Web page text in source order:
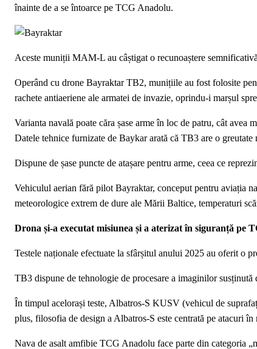
înainte de a se întoarce pe TCG Anadolu.
Aceste muniții MAM-L au câștigat o recunoaștere
Operând cu drone Bayraktar TB2, munițiile au fost folosite
rachete antiaeriene ale armatei de invazie, oprindu-i marșul
Varianta navală poate căra șase arme în loc de patru, cât
Datele tehnice furnizate de Baykar arată că TB3 are o
Dispune de șase puncte de atașare pentru arme, ceea ce
Vehiculul aerian fără pilot Bayraktar, conceput pentru aviația
meteorologice extrem de dure ale Mării Baltice, temperaturi
Drona și-a executat misiunea și a aterizat în siguranță pe
Testele naționale efectuate la sfârșitul anului 2025 au oferit o
TB3 dispune de tehnologie de procesare a imaginilor
În timpul acelorași teste, Albatros-S KUSV (vehicul de
plus, filosofia de design a Albatros-S este centrată pe atacuri în
Nava de asalt amfibie TCG Anadolu face parte din categoria